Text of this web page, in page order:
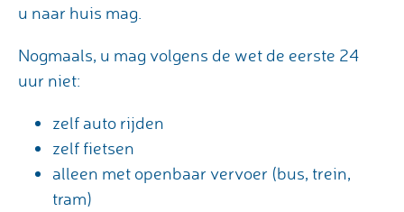
u naar huis mag.
Nogmaals, u mag volgens de wet de eerste 24
uur niet:
zelf auto rijden
zelf fietsen
alleen met openbaar vervoer (bus, trein,
tram)